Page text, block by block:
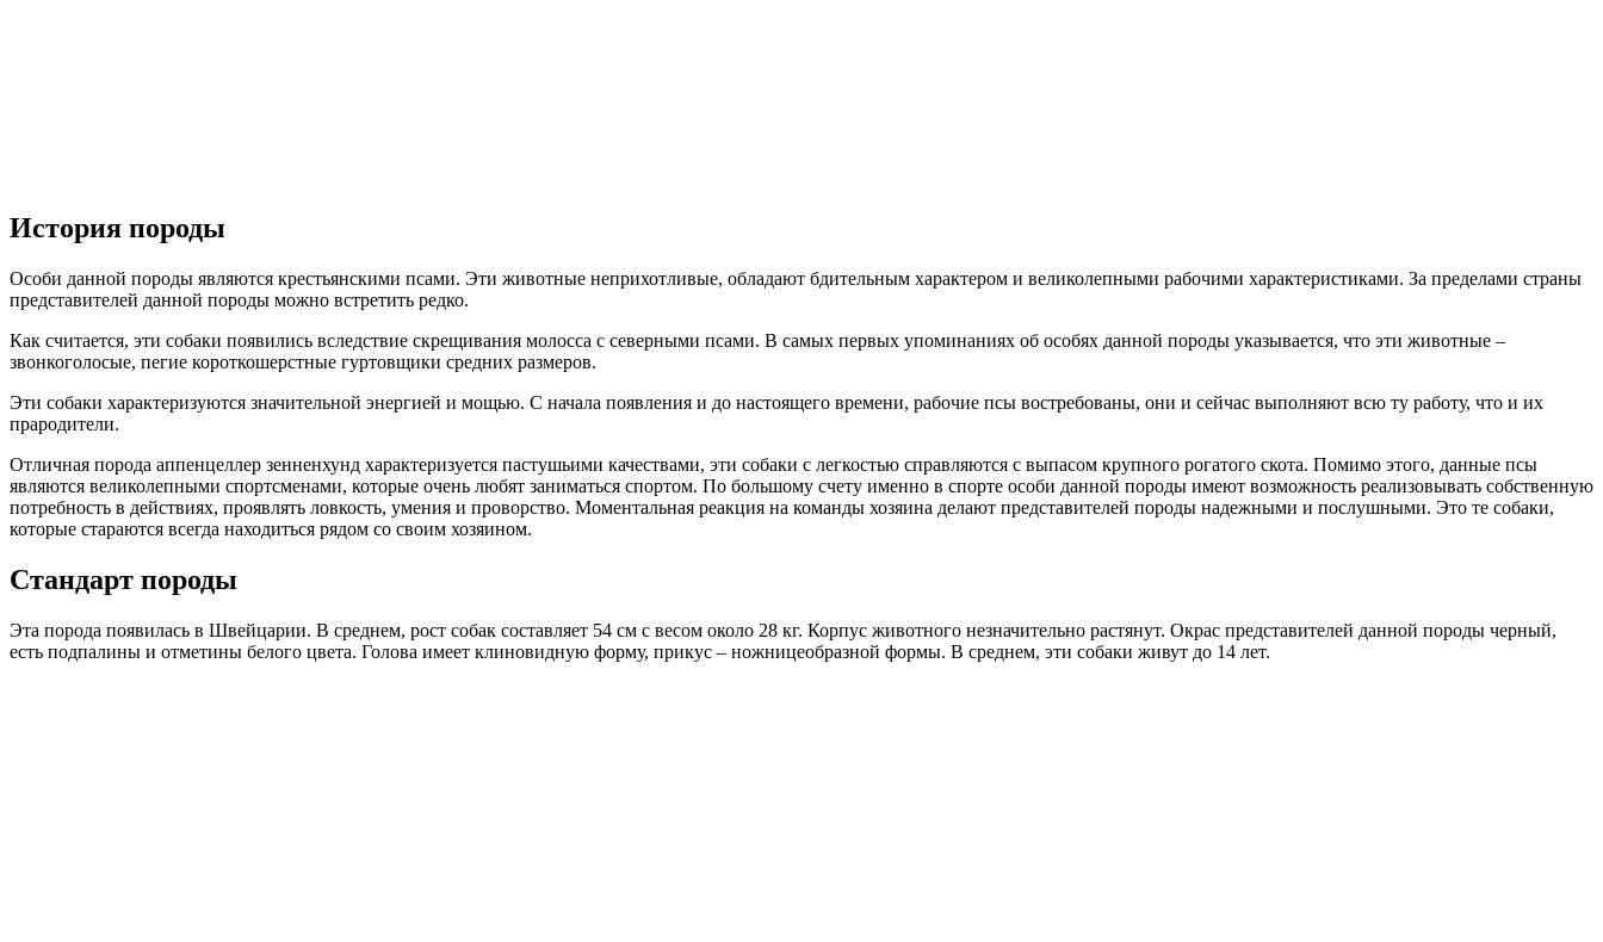
История породы
Особи данной породы являются крестьянскими псами. Эти животные неприхотливые, обладают бдительным характером и великолепными рабочими характеристиками. За пределами страны
представителей данной породы можно встретить редко.
Как считается, эти собаки появились вследствие скрещивания молосса с северными псами. В самых первых упоминаниях об особях данной породы указывается, что эти животные –
звонкоголосые, пегие короткошерстные гуртовщики средних размеров.
Эти собаки характеризуются значительной энергией и мощью. С начала появления и до настоящего времени, рабочие псы востребованы, они и сейчас выполняют всю ту работу, что и их
прародители.
Отличная порода аппенцеллер зенненхунд характеризуется пастушьими качествами, эти собаки с легкостью справляются с выпасом крупного рогатого скота. Помимо этого, данные псы
являются великолепными спортсменами, которые очень любят заниматься спортом. По большому счету именно в спорте особи данной породы имеют возможность реализовывать собственную
потребность в действиях, проявлять ловкость, умения и проворство. Моментальная реакция на команды хозяина делают представителей породы надежными и послушными. Это те собаки,
которые стараются всегда находиться рядом со своим хозяином.
Стандарт породы
Эта порода появилась в Швейцарии. В среднем, рост собак составляет 54 см с весом около 28 кг. Корпус животного незначительно растянут. Окрас представителей данной породы черный,
есть подпалины и отметины белого цвета. Голова имеет клиновидную форму, прикус – ножницеобразной формы. В среднем, эти собаки живут до 14 лет.